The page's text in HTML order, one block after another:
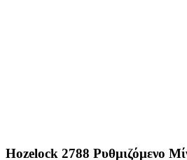
Hozelock 2788 Ρυθμιζόμενο